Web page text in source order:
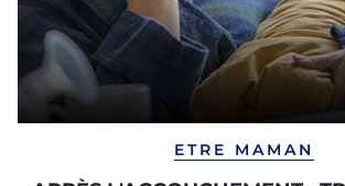
ETRE MAMAN